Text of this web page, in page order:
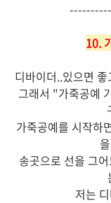
10.
디바이더..있으면
그래서 "가죽공예
가죽공예를 시작하
송곳으로 선을 그
저는